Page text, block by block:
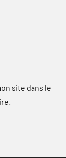
site dans le